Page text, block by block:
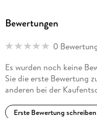
Bewertungen
0
Es wurden noch keine
Sie die erste Bewertung
anderen bei der
Erste Bewertung schreiben